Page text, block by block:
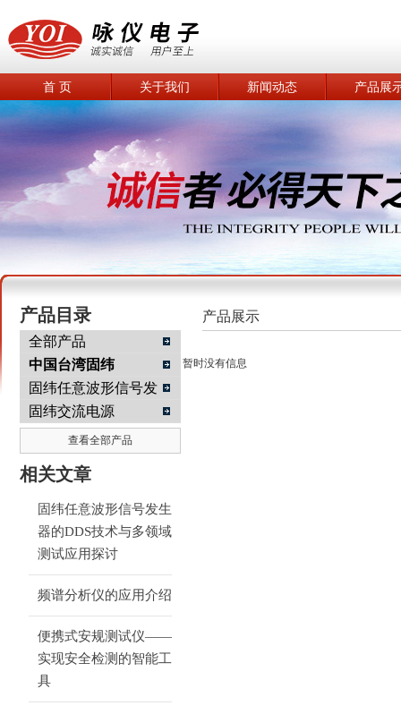
南京咏仪电子科技有限公司
首 页 关于我们 新闻动态 产品展
产品目录
全部产品
中国台湾固纬
固纬任意波形信号发
生器
固纬交流电源
查看全部产品
相关文章
固纬任意波形信号发生
器的DDS技术与多领域
测试应用探讨
频谱分析仪的应用介绍
便携式安规测试仪——
实现安全检测的智能工
具
产品展示
暂时没有信息